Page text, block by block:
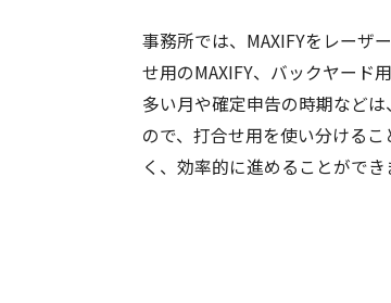
事務所では、MAXIFYをレーザ
せ用のMAXIFY、バックヤード
多い月や確定申告の時期など
ので、打合せ用を使い分ける
く、効率的に進めることができ